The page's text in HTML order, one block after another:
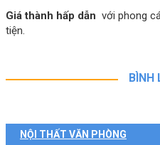
Giá thành hấp dẫn với phong
tiện.
BÌNH
NỘI THẤT VĂN PHÒNG